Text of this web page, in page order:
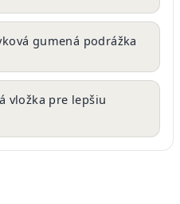
gumená podrážka
vložka pre lepšiu